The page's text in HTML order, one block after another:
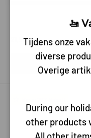
21,50
In den Warenkorb
🚤
Tijdens onze
diverse
Overige
During our
other products
All other